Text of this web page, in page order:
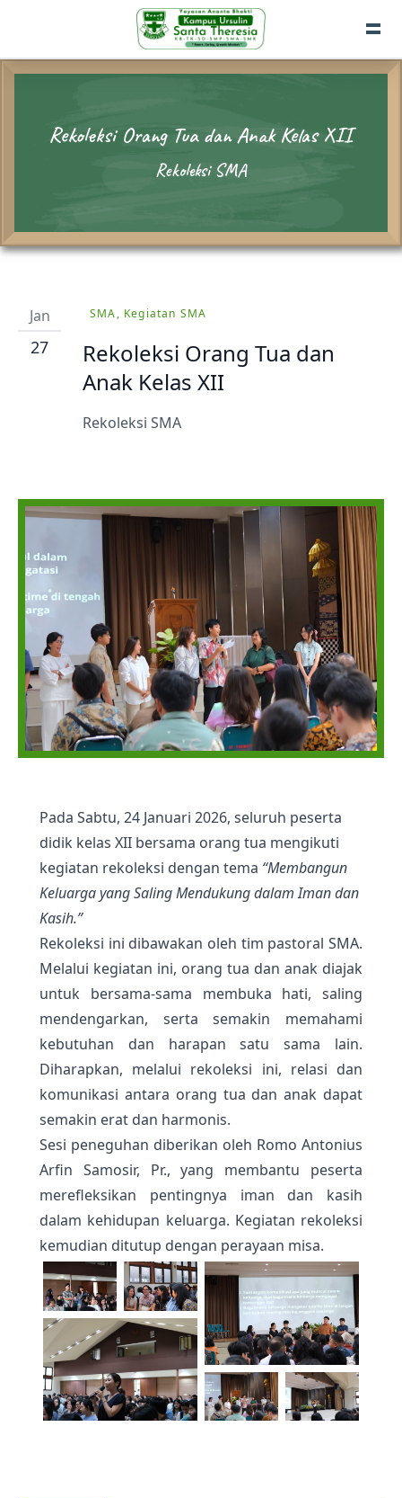
Rekoleksi Orang Tua dan Anak Kelas XII
Rekoleksi SMA
Jan
27
SMA, Kegiatan SMA
Rekoleksi Orang Tua dan
Anak Kelas XII
Rekoleksi SMA
Pada Sabtu, 24 Januari 2026, seluruh peserta
didik kelas XII bersama orang tua mengikuti
kegiatan rekoleksi dengan tema “Membangun
Keluarga yang Saling Mendukung dalam Iman dan
Kasih.”
Rekoleksi ini dibawakan oleh tim pastoral SMA.
Melalui kegiatan ini, orang tua dan anak diajak
untuk bersama-sama membuka hati, saling
mendengarkan, serta semakin memahami
kebutuhan dan harapan satu sama lain.
Diharapkan, melalui rekoleksi ini, relasi dan
komunikasi antara orang tua dan anak dapat
semakin erat dan harmonis.
Sesi peneguhan diberikan oleh Romo Antonius
Arfin Samosir, Pr., yang membantu peserta
merefleksikan pentingnya iman dan kasih
dalam kehidupan keluarga. Kegiatan rekoleksi
kemudian ditutup dengan perayaan misa.